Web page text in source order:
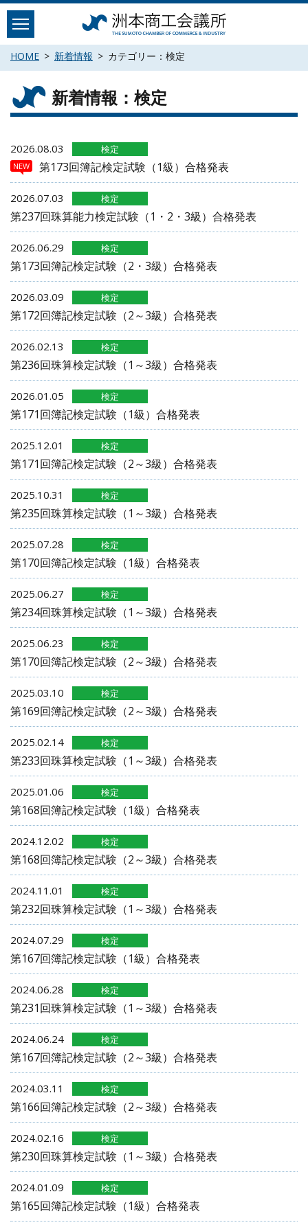
Skip
content
HOME 新着情報 カテゴリー：検定
新着情報：検定
2026.08.03 検定
NEW 第173回簿記検定試験（1級）合格発表
2026.07.03 検定
第237回珠算能力検定試験（1・2・3級）合格発表
2026.06.29 検定
第173回簿記検定試験（2・3級）合格発表
2026.03.09 検定
第172回簿記検定試験（2～3級）合格発表
2026.02.13 検定
第236回珠算検定試験（1～3級）合格発表
2026.01.05 検定
第171回簿記検定試験（1級）合格発表
2025.12.01 検定
第171回簿記検定試験（2～3級）合格発表
2025.10.31 検定
第235回珠算検定試験（1～3級）合格発表
2025.07.28 検定
第170回簿記検定試験（1級）合格発表
2025.06.27 検定
第234回珠算検定試験（1～3級）合格発表
2025.06.23 検定
第170回簿記検定試験（2～3級）合格発表
2025.03.10 検定
第169回簿記検定試験（2～3級）合格発表
2025.02.14 検定
第233回珠算検定試験（1～3級）合格発表
2025.01.06 検定
第168回簿記検定試験（1級）合格発表
2024.12.02 検定
第168回簿記検定試験（2～3級）合格発表
2024.11.01 検定
第232回珠算検定試験（1～3級）合格発表
2024.07.29 検定
第167回簿記検定試験（1級）合格発表
2024.06.28 検定
第231回珠算検定試験（1～3級）合格発表
2024.06.24 検定
第167回簿記検定試験（2～3級）合格発表
2024.03.11 検定
第166回簿記検定試験（2～3級）合格発表
2024.02.16 検定
第230回珠算検定試験（1～3級）合格発表
2024.01.09 検定
第165回簿記検定試験（1級）合格発表